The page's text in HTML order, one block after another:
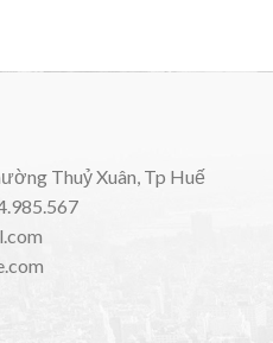
Thuỷ Xuân, Tp Huế